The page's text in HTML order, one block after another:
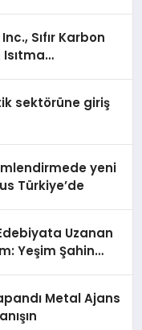
Sıfır Karbon
sektörüne giriş
yeni
Türkiye’de
Uzanan
Yeşim Şahin
Metal Ajans